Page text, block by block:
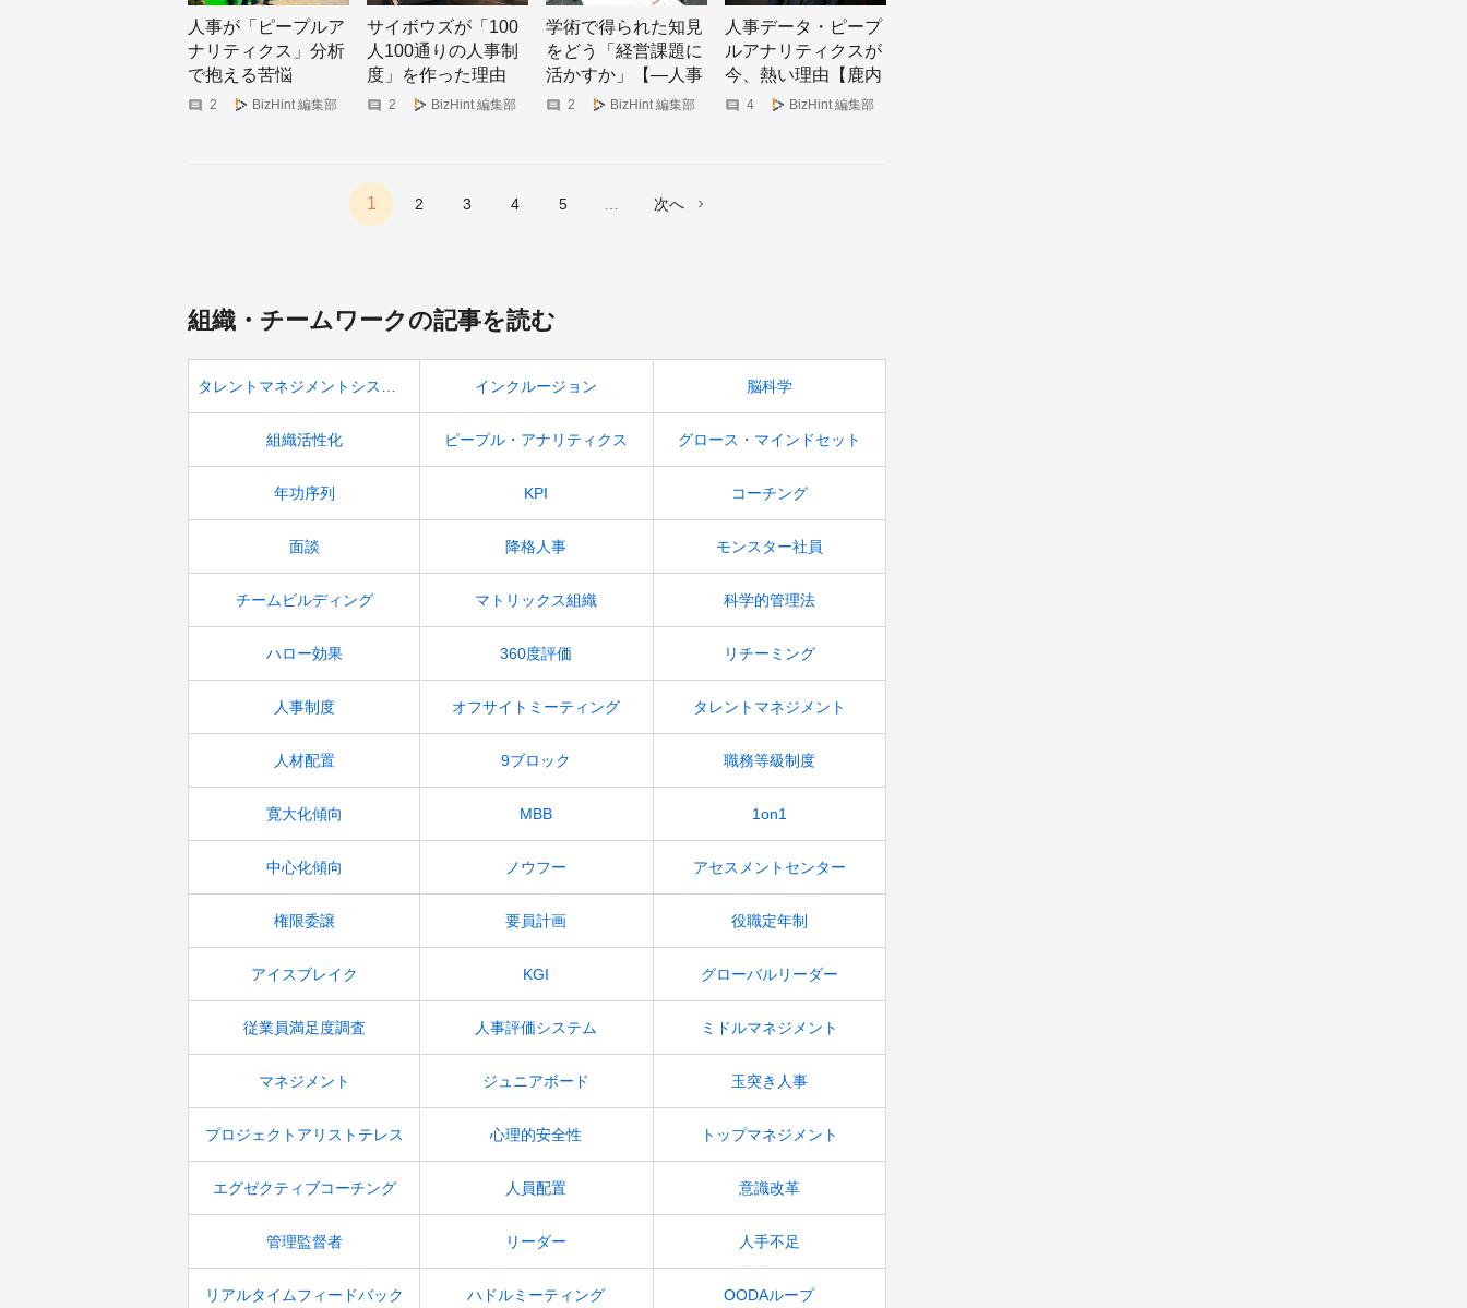
人事が「ピープルア
ナリティクス」分析
で抱える苦悩
【LINE・佐久間さ
2 BizHint 編集部
サイボウズが「100
人100通りの人事制
度」を作った理由
【サイボウズ・青野
2 BizHint 編集部
学術で得られた知見
をどう「経営課題に
活かすか」【―人事
データ・ピープルア
2 BizHint 編集部
人事データ・ピープ
ルアナリティクスが
今、熱い理由【鹿内
学さん 株式会社シン
4 BizHint 編集部
1 2 3 4 5 次へ
組織・チームワークの記事を読む
インクルージョン 脳科学
組織活性化 ピープル・アナリティクス グロース・マインドセット
年功序列 KPI コーチング
面談 降格人事 モンスター社員
チームビルディング マトリックス組織 科学的管理法
ハロー効果 360度評価 リチーミング
人事制度 オフサイトミーティング タレントマネジメント
人材配置 9ブロック 職務等級制度
寛大化傾向 MBB 1on1
中心化傾向 ノウフー アセスメントセンター
権限委譲 要員計画 役職定年制
アイスブレイク KGI グローバルリーダー
従業員満足度調査 人事評価システム ミドルマネジメント
マネジメント ジュニアボード 玉突き人事
プロジェクトアリストテレス 心理的安全性 トップマネジメント
エグゼクティブコーチング 人員配置 意識改革
管理監督者 リーダー 人手不足
リアルタイムフィードバック ハドルミーティング OODAループ